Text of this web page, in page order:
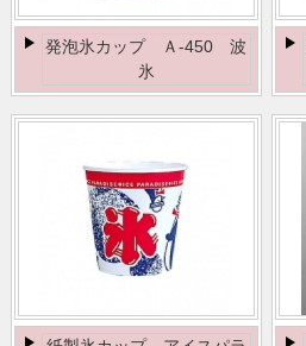
発泡氷カップ Ａ-450 波
氷